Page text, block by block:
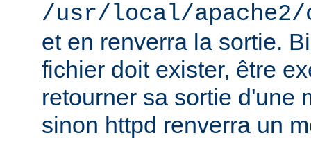
/usr/local/
et en renverra la sortie.
fichier doit exister, être
retourner sa sortie d'une
sinon httpd renverra un